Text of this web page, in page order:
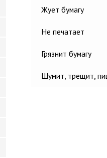
Жует бумагу
Не печатает
Грязнит бумагу
Шумит, трещит,